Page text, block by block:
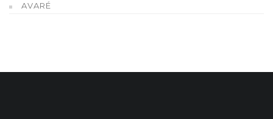
AVARÉ